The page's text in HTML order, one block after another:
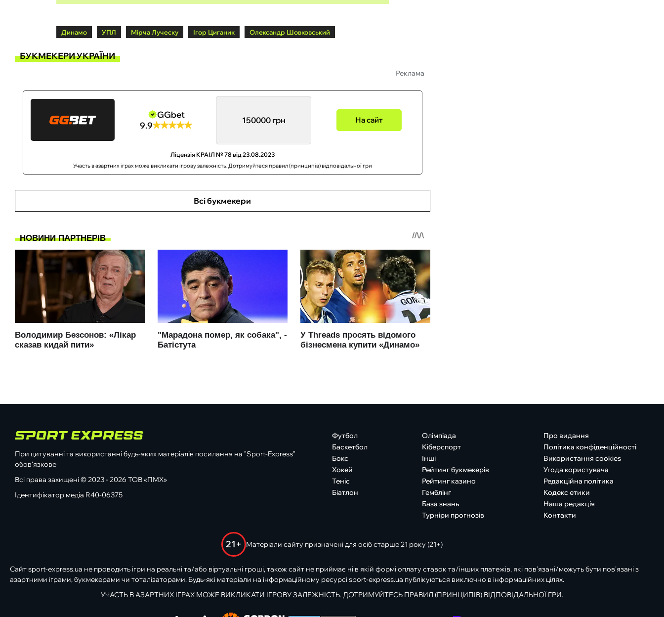
Динамо УПЛ Мірча Луческу Ігор Циганик Олександр Шовковський
БУКМЕКЕРИ УКРАЇНИ
Реклама
GGbet
9.9
150000 грн На сайт
Ліцензія КРАІЛ № 78 від 23.08.2023
Участь в азартних іграх може викликати ігрову залежність. Дотримуйтеся правил (принципів) відповідальної гри
Всі букмекери
При цитуванні та використанні будь-яких матеріалів посилання на "Sport-Express"
обов'язкове
Всі права захищені © 2023 - 2026 ТОВ «ПМХ»
Ідентифікатор медіа R40-06375
Футбол
Баскетбол
Бокс
Хокей
Теніс
Біатлон
Олімпіада
Кіберспорт
Інші
Рейтинг букмекерів
Рейтинг казино
Гемблінг
База знань
Турніри прогнозів
Про видання
Політика конфіденційності
Використання cookies
Угода користувача
Редакційна політика
Кодекс етики
Наша редакція
Контакти
21+ Матеріали сайту призначені для осіб старше 21 року (21+)
Сайт sport-express.ua не проводить ігри на реальні та/або віртуальні гроші, також сайт не приймає ні в якій формі оплату ставок та/інших платежів, які пов’язані/можуть бути пов’язані з
азартними іграми, букмекерами чи тоталізаторами. Будь-які матеріали на інформаційному ресурсі sport-express.ua публікуються виключно в інформаційних цілях.
УЧАСТЬ В АЗАРТНИХ ІГРАХ МОЖЕ ВИКЛИКАТИ ІГРОВУ ЗАЛЕЖНІСТЬ. ДОТРИМУЙТЕСЬ ПРАВИЛ (ПРИНЦИПІВ) ВІДПОВІДАЛЬНОЇ ГРИ.